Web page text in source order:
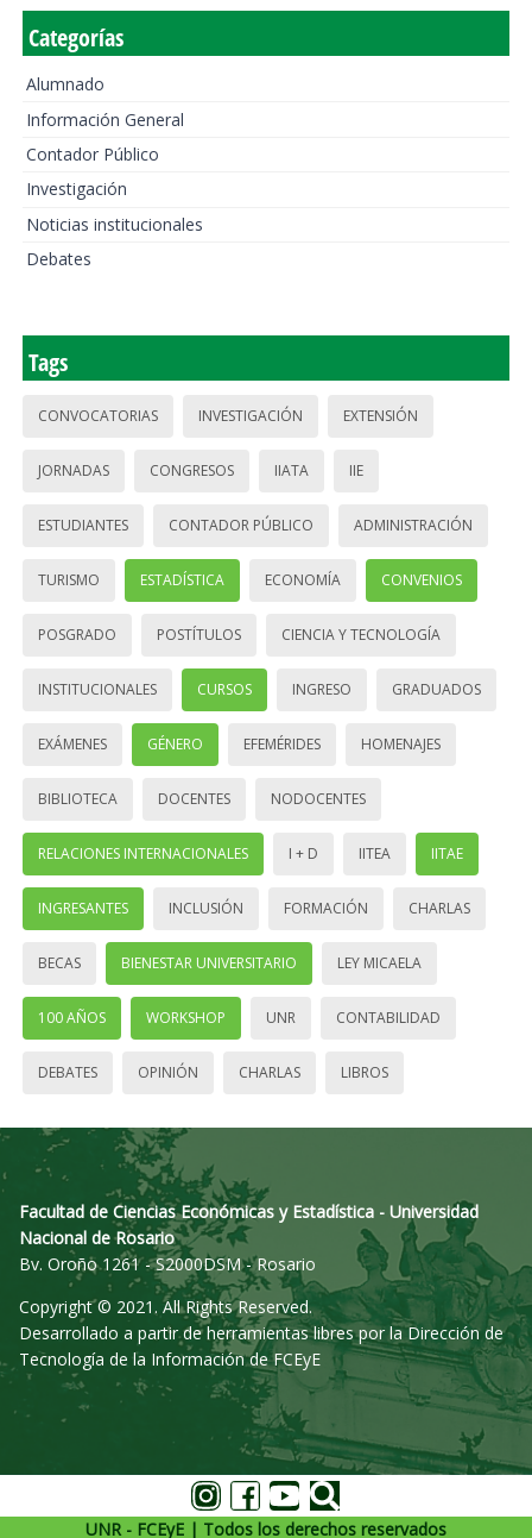
Categorías
Alumnado
Información General
Contador Público
Investigación
Noticias institucionales
Debates
Tags
CONVOCATORIAS INVESTIGACIÓN EXTENSIÓN
JORNADAS CONGRESOS IIATA IIE
ESTUDIANTES CONTADOR PÚBLICO ADMINISTRACIÓN
TURISMO ESTADÍSTICA ECONOMÍA CONVENIOS
POSGRADO POSTÍTULOS CIENCIA Y TECNOLOGÍA
INSTITUCIONALES CURSOS INGRESO GRADUADOS
EXÁMENES GÉNERO EFEMÉRIDES HOMENAJES
BIBLIOTECA DOCENTES NODOCENTES
RELACIONES INTERNACIONALES I + D IITEA IITAE
INGRESANTES INCLUSIÓN FORMACIÓN CHARLAS
BECAS BIENESTAR UNIVERSITARIO LEY MICAELA
100 AÑOS WORKSHOP UNR CONTABILIDAD
DEBATES OPINIÓN CHARLAS LIBROS
Facultad de Ciencias Económicas y Estadística - Universidad
Nacional de Rosario
Bv. Oroño 1261 - S2000DSM - Rosario
Copyright © 2021. All Rights Reserved.
Desarrollado a partir de herramientas libres por la Dirección de
Tecnología de la Información de FCEyE
UNR - FCEyE | Todos los derechos reservados